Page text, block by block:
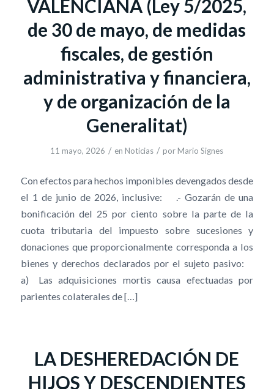
VALENCIANA (Ley 5/2025,
de 30 de mayo, de medidas
fiscales, de gestión
administrativa y financiera,
y de organización de la
Generalitat)
11 mayo, 2026 / en Noticias / por Mario Signes
Con efectos para hechos imponibles devengados desde
el 1 de junio de 2026, inclusive: .- Gozarán de una
bonificación del 25 por ciento sobre la parte de la
cuota tributaria del impuesto sobre sucesiones y
donaciones que proporcionalmente corresponda a los
bienes y derechos declarados por el sujeto pasivo:
a) Las adquisiciones mortis causa efectuadas por
parientes colaterales de […]
LA DESHEREDACIÓN DE
HIJOS Y DESCENDIENTES